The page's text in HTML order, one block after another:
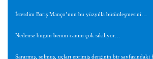
İsterdim Barış Manço’nun bu yüzyılla bütünleşmesini…
Nedense bugün benim canım çok sıkılıyor…
Sararmış, solmuş, uçları eprimiş derginin bir